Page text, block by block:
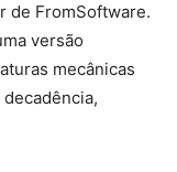
de FromSoftware.
versão
mecânicas